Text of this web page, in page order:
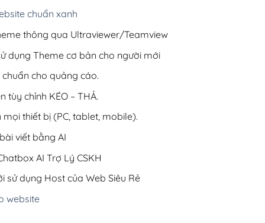
chuẩn xanh
thông qua Ultraviewer/Teamview
dụng Theme cơ bản cho người mới
chuẩn cho quảng cáo.
tùy chỉnh KÉO – THẢ.
thiết bị (PC, tablet, mobile).
viết bằng AI
AI Trợ Lý CSKH
sử dụng Host của Web Siêu Rẻ
website